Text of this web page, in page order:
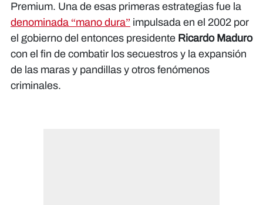
Premium. Una de esas primeras estrategias fue la
denominada “mano dura” impulsada en el 2002 por
el gobierno del entonces presidente Ricardo Maduro
con el fin de combatir los secuestros y la expansión
de las maras y pandillas y otros fenómenos
criminales.